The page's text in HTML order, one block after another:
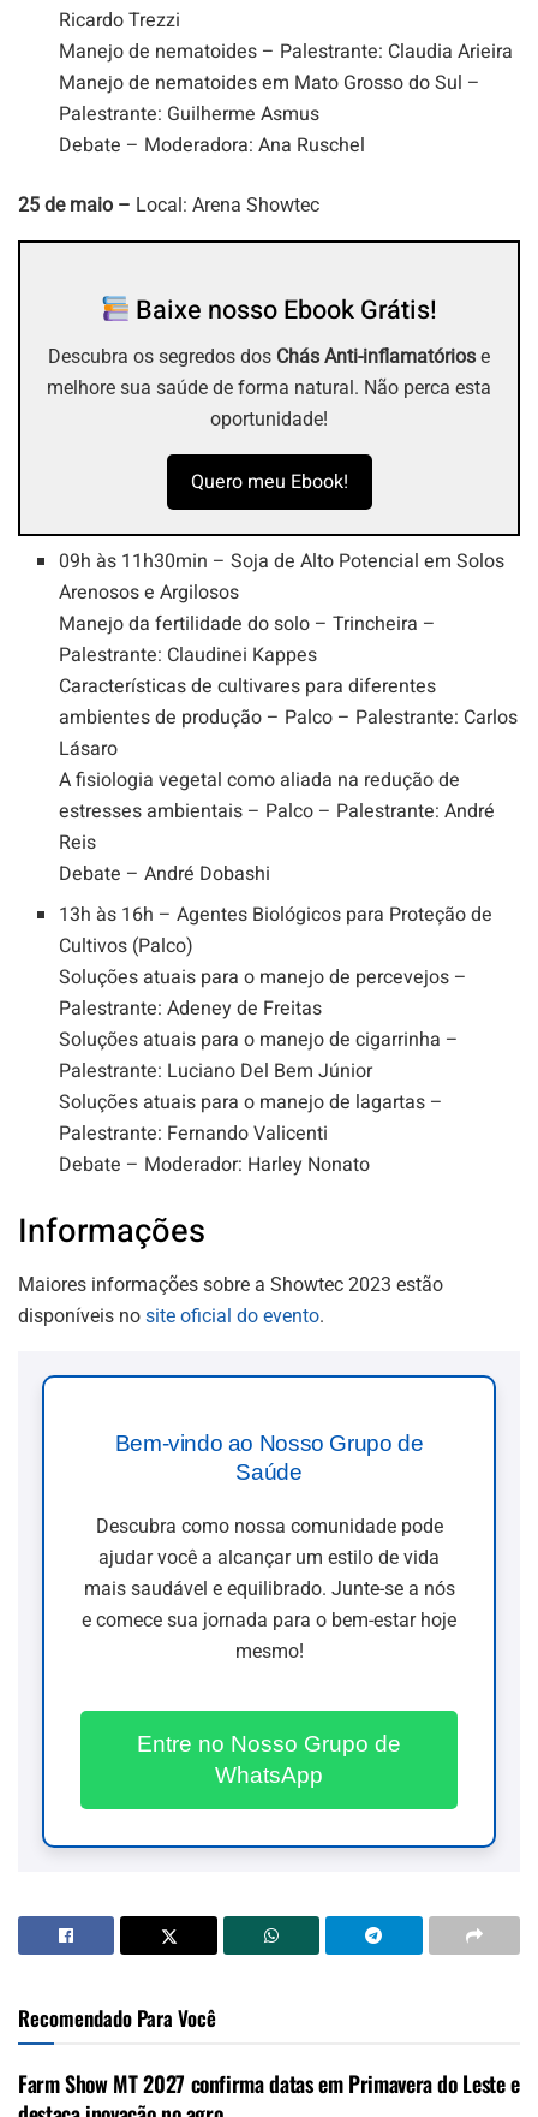
Ricardo Trezzi
Manejo de nematoides – Palestrante: Claudia Arieira
Manejo de nematoides em Mato Grosso do Sul –
Palestrante: Guilherme Asmus
Debate – Moderadora: Ana Ruschel
25 de maio – Local: Arena Showtec
Baixe nosso Ebook Grátis!
Descubra os segredos dos Chás Anti-inflamatórios e
melhore sua saúde de forma natural. Não perca esta
oportunidade!
Quero meu Ebook!
09h às 11h30min – Soja de Alto Potencial em Solos
Arenosos e Argilosos
Manejo da fertilidade do solo – Trincheira –
Palestrante: Claudinei Kappes
Características de cultivares para diferentes
ambientes de produção – Palco – Palestrante: Carlos
Lásaro
A fisiologia vegetal como aliada na redução de
estresses ambientais – Palco – Palestrante: André
Reis
Debate – André Dobashi
13h às 16h – Agentes Biológicos para Proteção de
Cultivos (Palco)
Soluções atuais para o manejo de percevejos –
Palestrante: Adeney de Freitas
Soluções atuais para o manejo de cigarrinha –
Palestrante: Luciano Del Bem Júnior
Soluções atuais para o manejo de lagartas –
Palestrante: Fernando Valicenti
Debate – Moderador: Harley Nonato
Informações
Maiores informações sobre a Showtec 2023 estão
disponíveis no site oficial do evento.
Bem-vindo ao Nosso Grupo de
Saúde
Descubra como nossa comunidade pode
ajudar você a alcançar um estilo de vida
mais saudável e equilibrado. Junte-se a nós
e comece sua jornada para o bem-estar hoje
mesmo!
Entre no Nosso Grupo de
WhatsApp
Recomendado Para Você
Farm Show MT 2027 confirma datas em Primavera do Leste e